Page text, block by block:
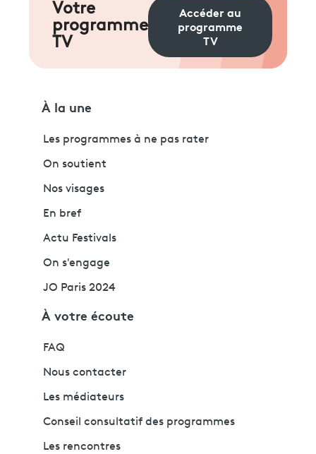
Votre
programme
TV
Accéder au
programme
TV
À la une
Les programmes à ne pas rater
On soutient
Nos visages
En bref
Actu Festivals
On s'engage
JO Paris 2024
À votre écoute
FAQ
Nous contacter
Les médiateurs
Conseil consultatif des programmes
Les rencontres